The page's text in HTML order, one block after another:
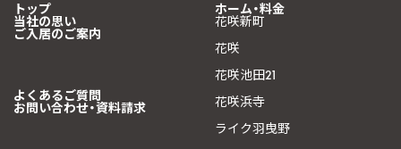
トップ
当社の思い
ご入居のご案内
ホーム・料金
花咲新町
花咲
花咲池田21
花咲浜寺
ライク羽曳野
よくあるご質問
お問い合わせ・資料請求